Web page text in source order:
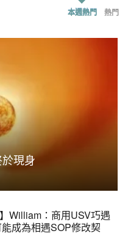
本週熱門 熱門
現身
】William：商用USV巧遇
成為相遇SOP修改契
砌錯O記臥底4警員
抽中當陪審員能拒絕嗎？